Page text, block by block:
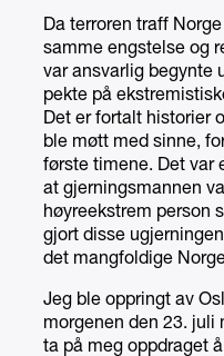
Da terroren traff
samme engstelse og
var ansvarlig begynte
pekte på
Det er fortalt historier
ble møtt med sinne,
første timene. Det var
at gjerningsmannen
høyreekstrem person
gjort disse
det mangfoldige
Jeg ble oppringt av
morgenen den 23. juli
ta på meg oppdraget